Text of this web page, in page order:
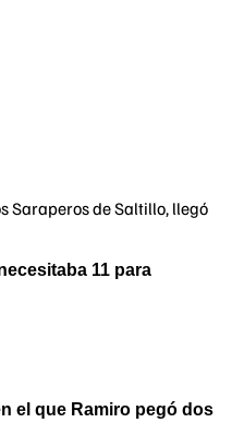
Saraperos de Saltillo, llegó
11 para
el que Ramiro pegó dos